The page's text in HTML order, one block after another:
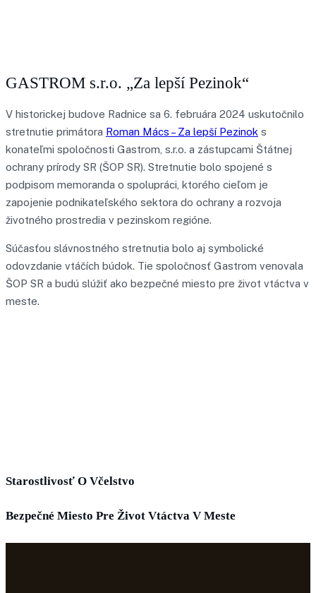
GASTROM s.r.o. „Za lepší Pezinok“
V historickej budove Radnice sa 6. februára 2024 uskutočnilo
stretnutie primátora Roman Mács – Za lepší Pezinok s
konateľmi spoločnosti Gastrom, s.r.o. a zástupcami Štátnej
ochrany prírody SR (ŠOP SR). Stretnutie bolo spojené s
podpisom memoranda o spolupráci, ktorého cieľom je
zapojenie podnikateľského sektora do ochrany a rozvoja
životného prostredia v pezinskom regióne.
Súčasťou slávnostného stretnutia bolo aj symbolické
odovzdanie vtáčích búdok. Tie spoločnosť Gastrom venovala
ŠOP SR a budú slúžiť ako bezpečné miesto pre život vtáctva v
meste.
Starostlivosť O Včelstvo
Bezpečné Miesto Pre Život Vtáctva V Meste